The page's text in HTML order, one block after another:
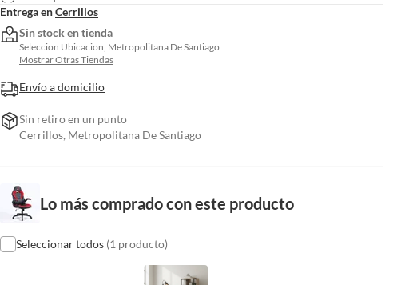
Entrega enCerrillos
Sin stock en tienda
Seleccion Ubicacion, Metropolitana De Santiago
Mostrar Otras Tiendas
Envío a domicilio
Sin retiro en un punto
Cerrillos, Metropolitana De Santiago
Lo más comprado con este producto
Seleccionar todos (1 producto)